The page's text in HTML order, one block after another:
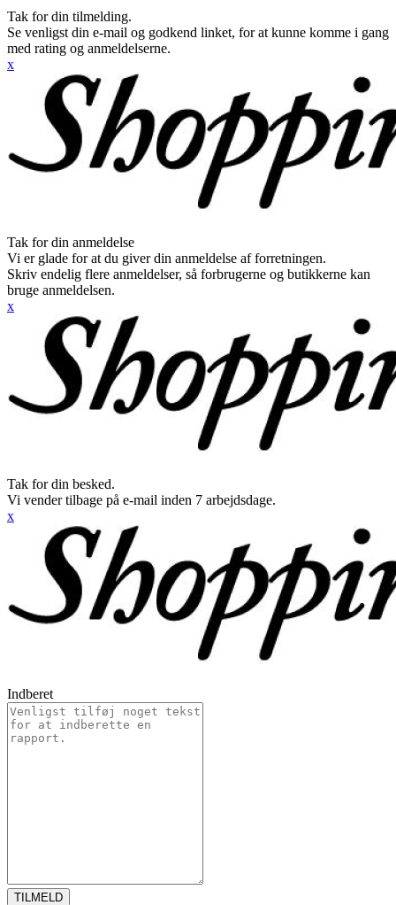
Tak for din tilmelding.
Se venligst din e-mail og godkend linket, for at kunne komme i gang
med rating og anmeldelserne.
x
Tak for din anmeldelse
Vi er glade for at du giver din anmeldelse af forretningen.
Skriv endelig flere anmeldelser, så forbrugerne og butikkerne kan
bruge anmeldelsen.
x
Tak for din besked.
Vi vender tilbage på e-mail inden 7 arbejdsdage.
x
Indberet
TILMELD